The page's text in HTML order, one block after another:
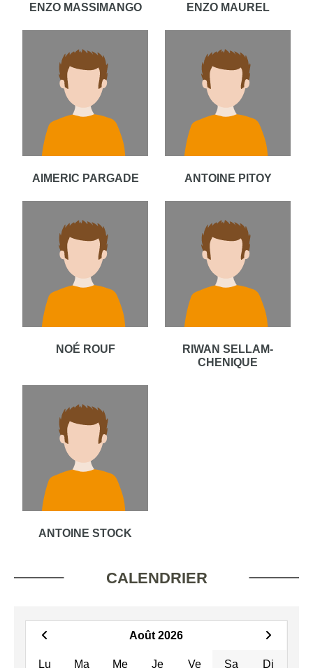
ENZO MASSIMANGO ENZO MAUREL
AIMERIC PARGADE ANTOINE PITOY
NOÉ ROUF
RIWAN SELLAM-
CHENIQUE
ANTOINE STOCK
CALENDRIER
Août 2026
Lu Ma Me Je Ve Sa Di